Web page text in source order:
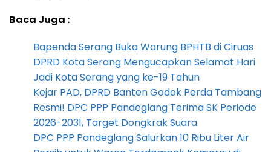
Baca Juga :
Bapenda Serang Buka Warung BPHTB di Ciruas
DPRD Kota Serang Mengucapkan Selamat Hari
Jadi Kota Serang yang ke-19 Tahun
Kejar PAD, DPRD Banten Godok Perda Tambang
Resmi! DPC PPP Pandeglang Terima SK Periode
2026-2031, Target Dongkrak Suara
DPC PPP Pandeglang Salurkan 10 Ribu Liter Air